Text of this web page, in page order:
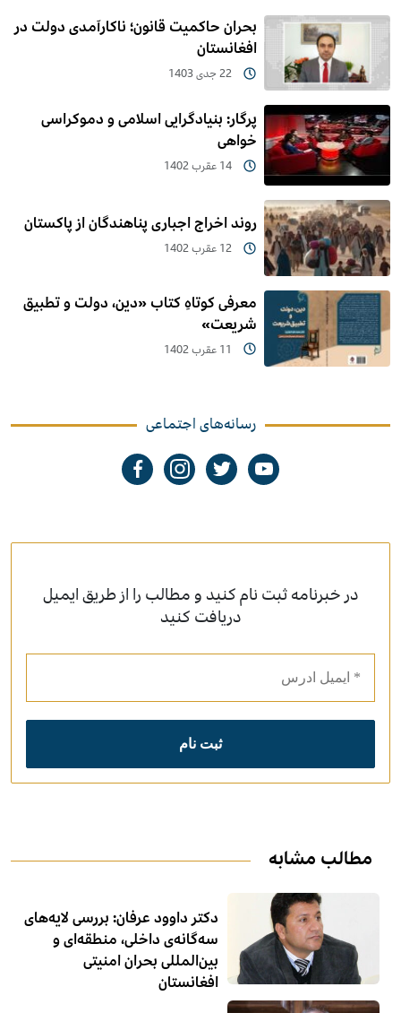
بحران حاکمیت قانون؛ ناکارآمدی دولت در
افغانستان
22 جدی 1403
پرگار: بنیادگرایی اسلامی و دموکراسی
خواهی
14 عقرب 1402
روند اخراج اجباری پناهندگان از پاکستان
12 عقرب 1402
معرفی کوتاهِ کتاب «دین، دولت و تطبیق
شریعت»
11 عقرب 1402
رسانه‌های اجتماعی
در خبرنامه ثبت نام کنید و مطالب را از طریق ایمیل
دریافت کنید
مطالب مشابه
دکتر داوود عرفان: بررسی لایه‌های
سه‌گانه‌ی داخلی، منطقه‌ای و
بین‌المللی بحران امنیتی
افغانستان